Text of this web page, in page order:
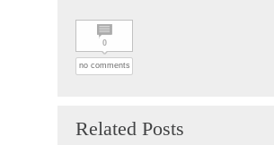
0
no comments
Related Posts